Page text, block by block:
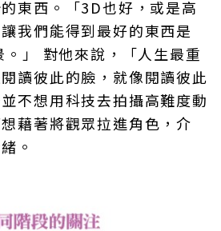
東西。「3D也好，或是高
我們能得到最好的東西是
。」 對他來說，「人生最重
讀彼此的臉，就像閱讀彼此
不想用科技去拍攝高難度動
藉著將觀眾拉進角色，介
。